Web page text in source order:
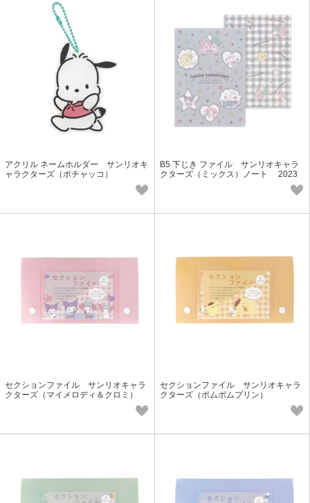
アクリル ネームホルダー サンリオキ
ャラクターズ（ポチャッコ）
B5 下じき ファイル サンリオキャラ
クターズ（ミックス）ノート 2023
セクションファイル サンリオキャラ
クターズ（マイメロディ＆クロミ）
セクションファイル サンリオキャラ
クターズ（ポムポムプリン）